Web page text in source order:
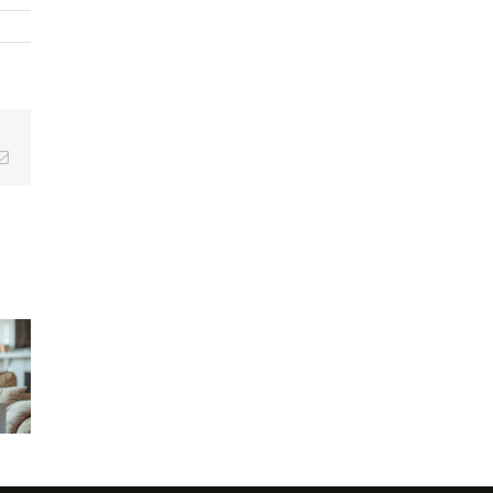
Email
: à
bienfaits
santé